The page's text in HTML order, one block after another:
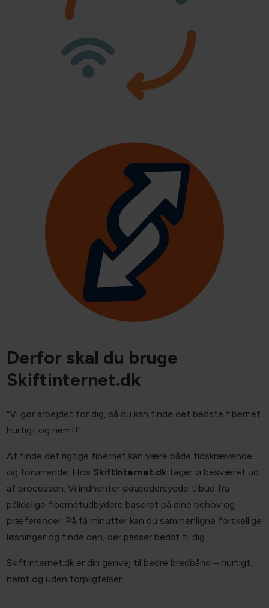
Derfor skal du bruge
Skiftinternet.dk
"Vi gør arbejdet for dig, så du kan finde det bedste fibernet
At finde det rigtige fibernet kan være både tidskrævende
og forvirrende. Hos SkiftInternet.dk
tager vi besværet ud
af processen. Vi indhenter skræddersyede tilbud fra
pålidelige fibernetudbydere baseret på dine behov og
præferencer. På få minutter kan du sammenligne forskellige
SkiftInternet.dk er din genvej til bedre bredbånd – hurtigt,